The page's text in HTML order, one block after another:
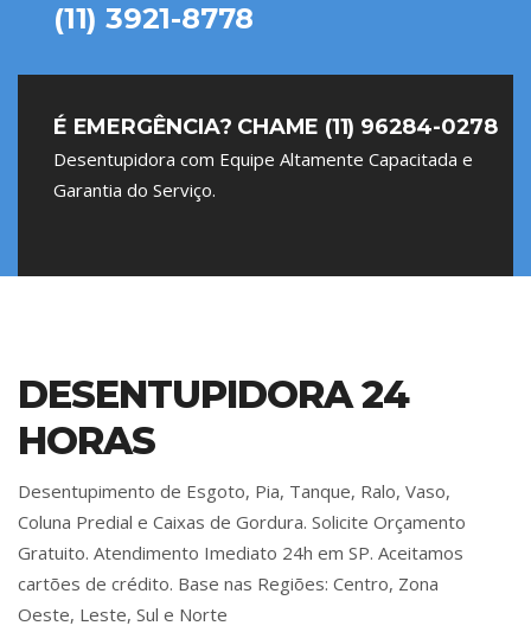
(11) 3921-8778
É EMERGÊNCIA? CHAME (11) 96284-0278
Desentupidora com Equipe Altamente Capacitada e
Garantia do Serviço.
DESENTUPIDORA 24
HORAS
Desentupimento de Esgoto, Pia, Tanque, Ralo, Vaso,
Coluna Predial e Caixas de Gordura. Solicite Orçamento
Gratuito. Atendimento Imediato 24h em SP. Aceitamos
cartões de crédito. Base nas Regiões: Centro, Zona
Oeste, Leste, Sul e Norte